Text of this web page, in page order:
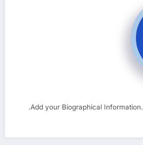
Add your Biographical Information.